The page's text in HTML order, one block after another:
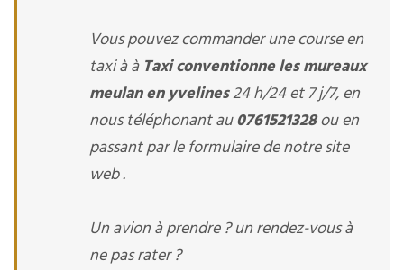
Vous pouvez commander une course en
taxi à à Taxi conventionne les mureaux
meulan en yvelines24 h/24 et 7 j/7, en
nous téléphonant au0761521328ou en
passant par le formulaire de notre site
web .
Un avion à prendre ? un rendez-vous à
ne pas rater ?